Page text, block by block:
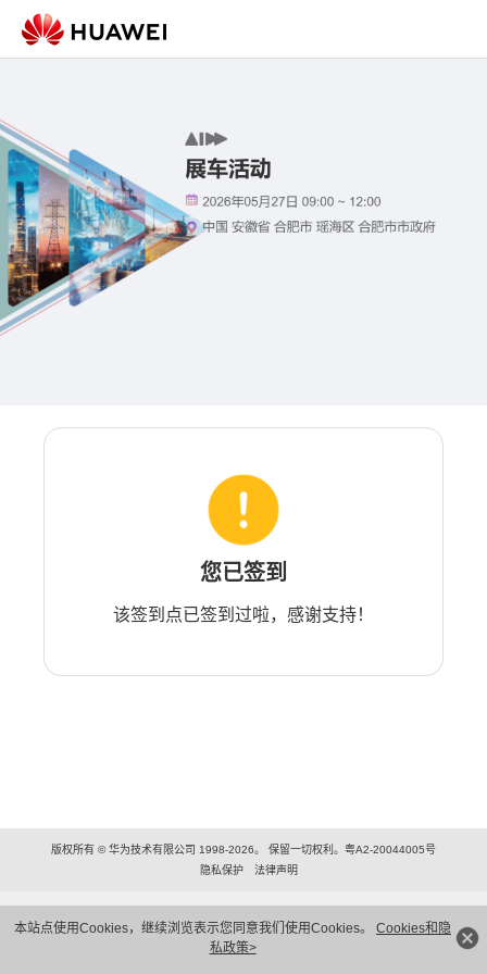
本站点使用Cookies，继续浏览表示您同意我们使用Cookies。 Cookies和隐
私政策>
您已签到
该签到点已签到过啦，感谢支持！
版权所有 © 华为技术有限公司 1998-2026。 保留一切权利。粤A2-20044005号
隐私保护
法律声明